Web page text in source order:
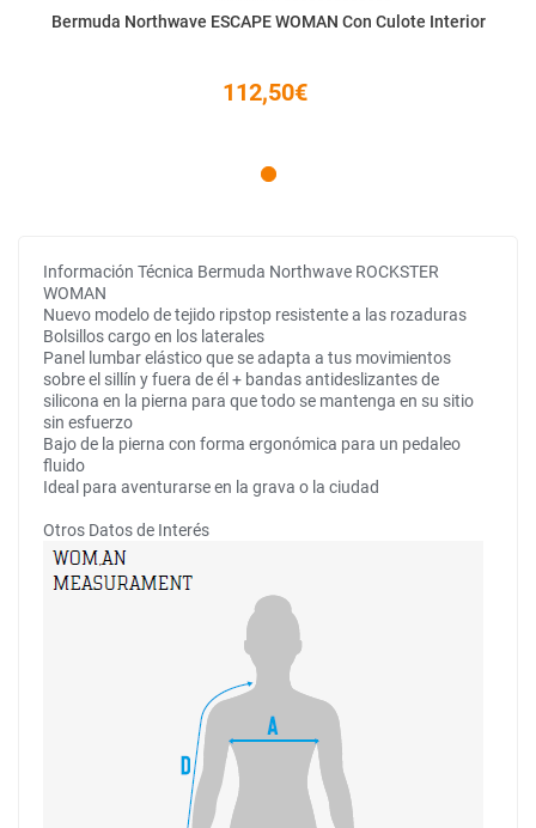
Bermuda Northwave ESCAPE WOMAN Con Culote Interior
112,50€
Información Técnica Bermuda Northwave ROCKSTER
WOMAN
Nuevo modelo de tejido ripstop resistente a las rozaduras
Bolsillos cargo en los laterales
Panel lumbar elástico que se adapta a tus movimientos
sobre el sillín y fuera de él + bandas antideslizantes de
silicona en la pierna para que todo se mantenga en su sitio
sin esfuerzo
Bajo de la pierna con forma ergonómica para un pedaleo
fluido
Ideal para aventurarse en la grava o la ciudad
Otros Datos de Interés